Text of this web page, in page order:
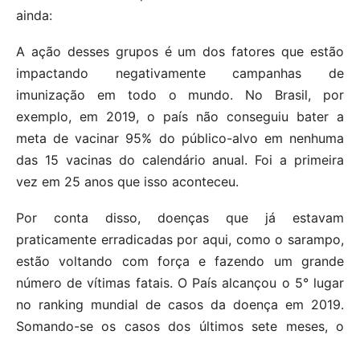
ainda:
A ação desses grupos é um dos fatores que estão
impactando negativamente campanhas de
imunização em todo o mundo. No Brasil, por
exemplo, em 2019, o país não conseguiu bater a
meta de vacinar 95% do público-alvo em nenhuma
das 15 vacinas do calendário anual. Foi a primeira
vez em 25 anos que isso aconteceu.
Por conta disso, doenças que já estavam
praticamente erradicadas por aqui, como o sarampo,
estão voltando com força e fazendo um grande
número de vítimas fatais. O País alcançou o 5° lugar
no ranking mundial de casos da doença em 2019.
Somando-se os casos dos últimos sete meses, o